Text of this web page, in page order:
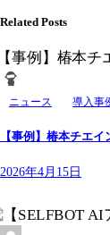
Related Posts
ニュース 導入事
【事例】椿本チエ
2026年4月15日